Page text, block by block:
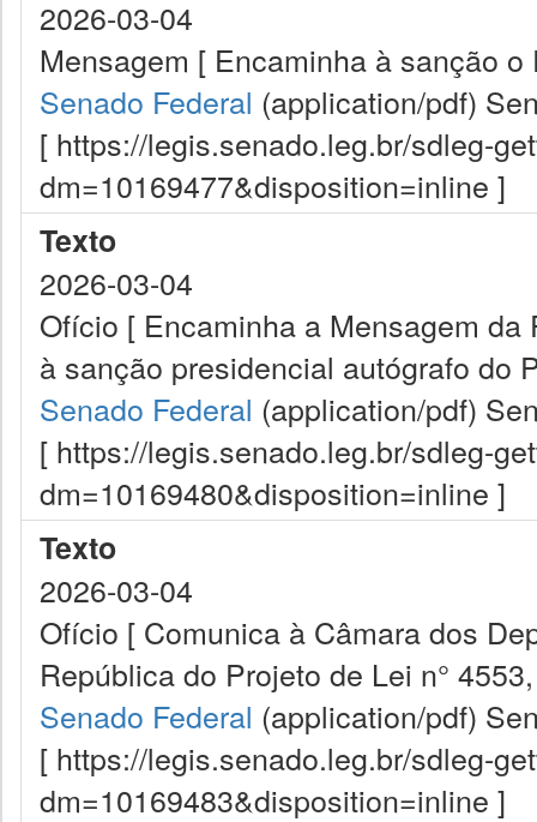
2026-03-04
Mensagem [ Encaminha à sanção
Senado Federal (application/pdf)
[ https://legis.senado.leg.br/sdleg-
dm=10169477&disposition=inline ]
Texto
2026-03-04
Ofício [ Encaminha a Mensagem
à sanção presidencial autógrafo do
Senado Federal (application/pdf)
[ https://legis.senado.leg.br/sdleg-
dm=10169480&disposition=inline ]
Texto
2026-03-04
Ofício [ Comunica à Câmara dos
República do Projeto de Lei n°
Senado Federal (application/pdf)
[ https://legis.senado.leg.br/sdleg-
dm=10169483&disposition=inline ]